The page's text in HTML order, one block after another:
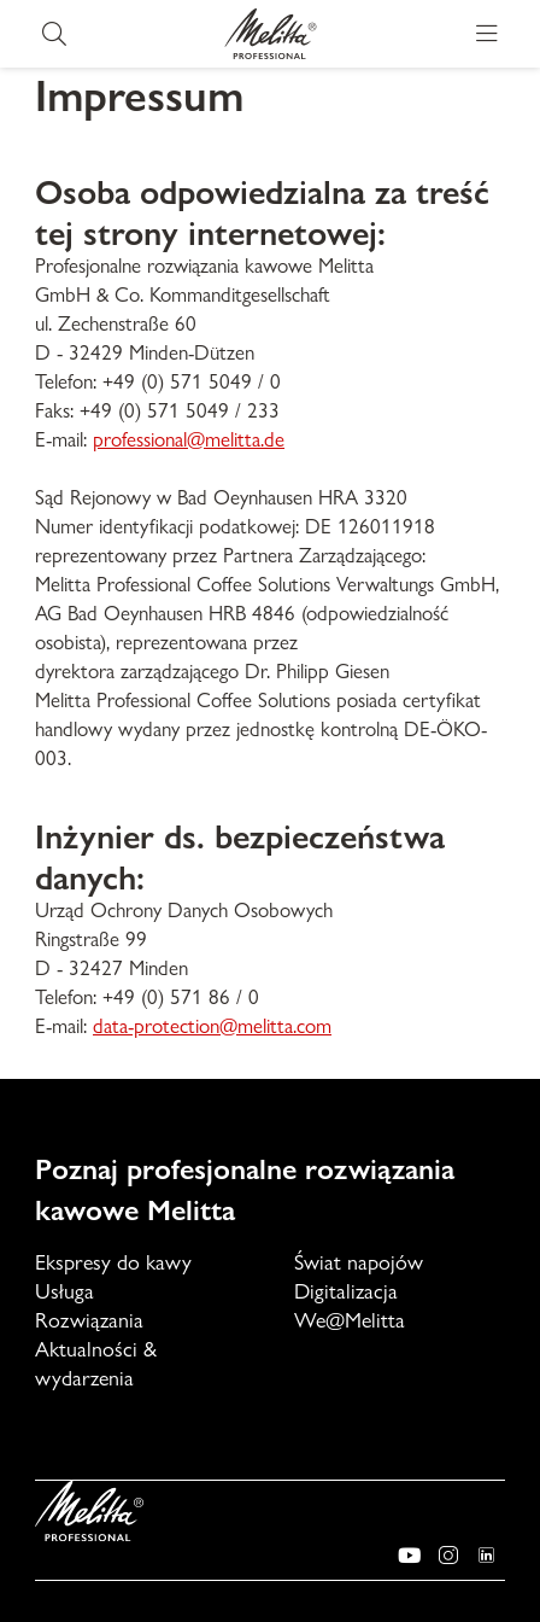
Impressum
Osoba odpowiedzialna za treść
tej strony internetowej:
Profesjonalne rozwiązania kawowe Melitta
GmbH & Co. Kommanditgesellschaft
ul. Zechenstraße 60
D - 32429 Minden-Dützen
Telefon: +49 (0) 571 5049 / 0
Faks: +49 (0) 571 5049 / 233
E-mail: professional@melitta.de
Sąd Rejonowy w Bad Oeynhausen HRA 3320
Numer identyfikacji podatkowej: DE 126011918
reprezentowany przez Partnera Zarządzającego:
Melitta Professional Coffee Solutions Verwaltungs GmbH,
AG Bad Oeynhausen HRB 4846 (odpowiedzialność
osobista), reprezentowana przez
dyrektora zarządzającego Dr. Philipp Giesen
Melitta Professional Coffee Solutions posiada certyfikat
handlowy wydany przez jednostkę kontrolną DE-ÖKO-
003.
Inżynier ds. bezpieczeństwa
danych:
Urząd Ochrony Danych Osobowych
Ringstraße 99
D - 32427 Minden
Telefon: +49 (0) 571 86 / 0
E-mail: data-protection@melitta.com
Poznaj profesjonalne rozwiązania
kawowe Melitta
Ekspresy do kawy
Świat napojów
Usługa
Digitalizacja
Rozwiązania
We@Melitta
Aktualności &
wydarzenia